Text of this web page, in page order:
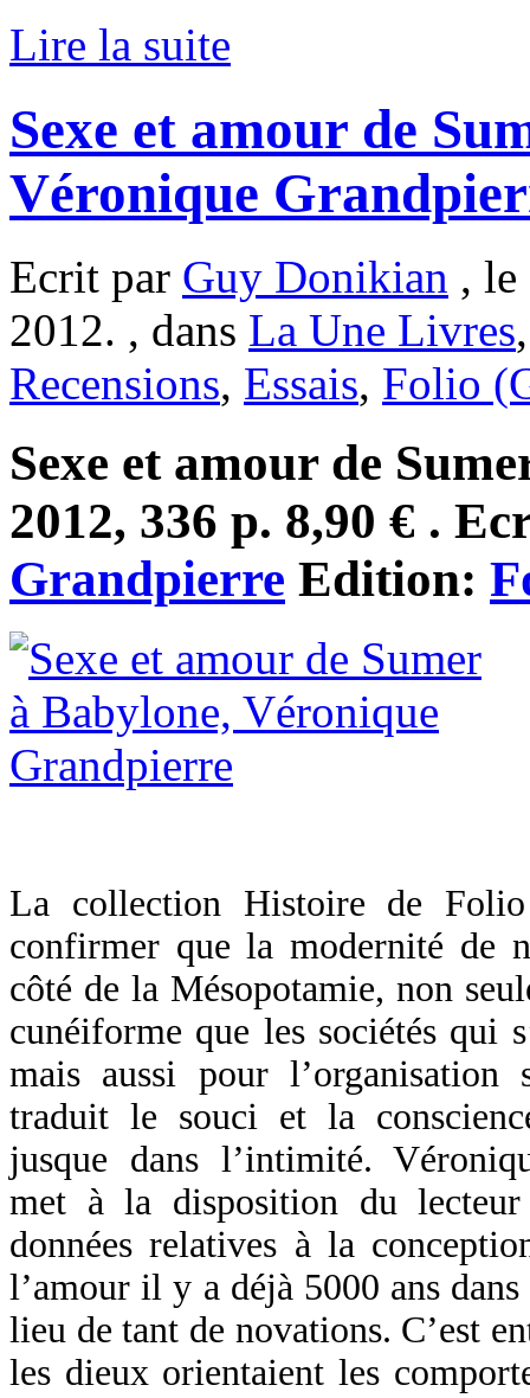
Lire la suite
Sexe et amour de
Véronique
Ecrit par Guy Donikian ,
2012. , dans La Une Livres
Recensions, Essais, Folio
Sexe et amour de
2012, 336 p. 8,90 € .
Grandpierre Edition:
La collection Histoire de
confirmer que la modernité de
côté de la Mésopotamie, non
cunéiforme que les sociétés qui
mais aussi pour
traduit le souci et la
jusque dans l’intimité.
met à la disposition du
données relatives à la
l’amour il y a déjà 5000 ans
lieu de tant de novations. C’est
les dieux orientaient les